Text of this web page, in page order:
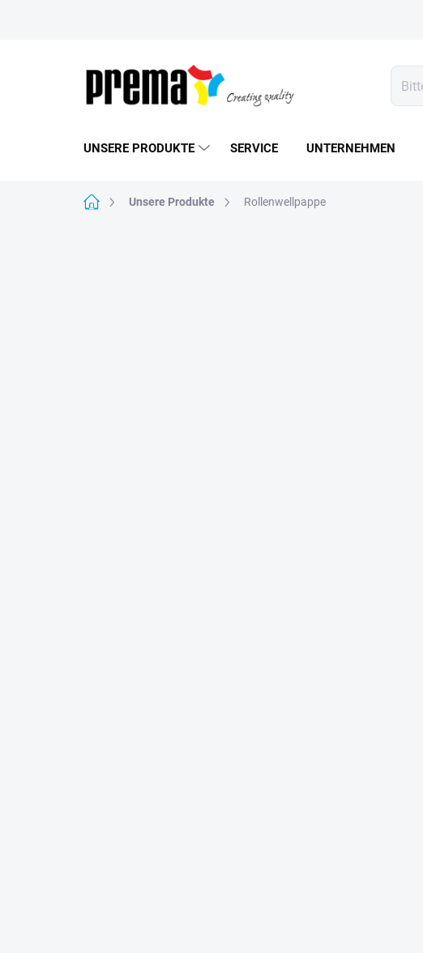
UNSERE PRODUKTE SERVICE UNTERNEHMEN
StartseiteUnsere Produkte Rollenwellpappe